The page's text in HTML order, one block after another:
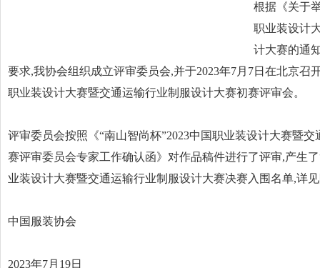
根据《关于
职业装设计
计大赛的通
要求,我协会组织成立评审委员会,并于2023年7月7日在北京召
职业装设计大赛暨交通运输行业制服设计大赛初赛评审会。
评审委员会按照《“南山智尚杯”2023中国职业装设计大赛暨
赛评审委员会专家工作确认函》对作品稿件进行了评审,产生
业装设计大赛暨交通运输行业制服设计大赛决赛入围名单,详
中国服装协会
2023年7月19日